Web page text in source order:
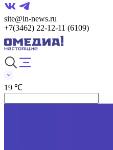
site@in-news.ru
+7(3462) 22-12-11 (6109)
19 ℃